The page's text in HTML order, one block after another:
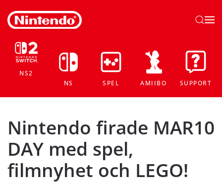
Skip to main content
NS2
NS
SPEL AMIIBO SUPPORT
Nintendo firade MAR10
DAY med spel,
filmnyhet och LEGO!